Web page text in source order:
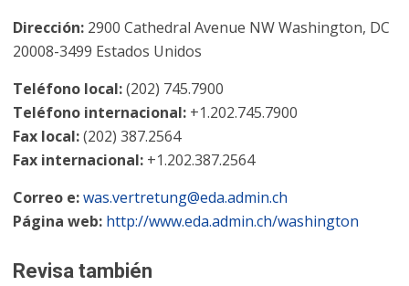
Dirección: 2900 Cathedral Avenue NW Washington, DC
20008-3499 Estados Unidos
Teléfono local:(202) 745.7900
Teléfono internacional: +1.202.745.7900
Fax local:(202) 387.2564
Fax internacional: +1.202.387.2564
Correo e:was.vertretung@eda.admin.ch
Página web: http://www.eda.admin.ch/washington
Revisa también